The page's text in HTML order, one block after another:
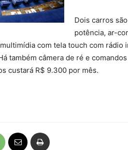
Dois carros
potência, ar-
com tela touch com rádio
também câmera de ré e
custará R$ 9.300 por mês.